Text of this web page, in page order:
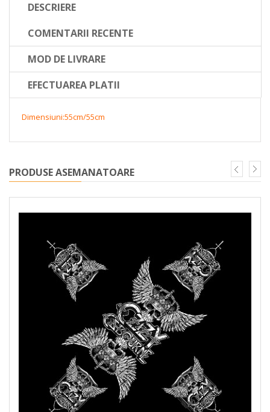
DESCRIERE
COMENTARII RECENTE
MOD DE LIVRARE
EFECTUAREA PLATII
Dimensiuni:55cm/55cm
PRODUSE ASEMANATOARE